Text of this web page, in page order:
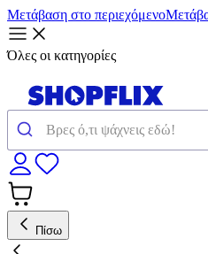
Μετάβαση στο περιεχόμενο
Όλες οι κατηγορίες
Πίσω